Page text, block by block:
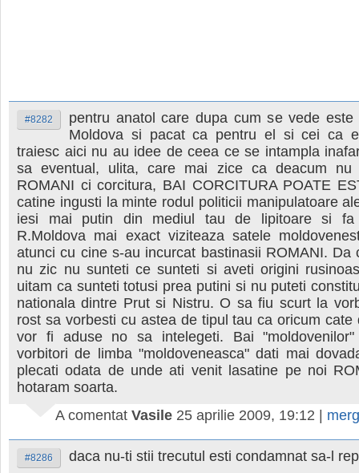
#8282
pentru anatol care dupa cum se vede
Moldova si pacat ca pentru el si cei ca
traiesc aici nu au idee de ceea ce se intampla
sa eventual, ulita, care mai zice ca deacum nu
ROMANI ci corcitura, BAI CORCITURA POATE
catine ingusti la minte rodul politicii manipulatoare
iesi mai putin din mediul tau de lipitoare si
R.Moldova mai exact viziteaza satele
atunci cu cine s-au incurcat bastinasii ROMANI. Da
nu zic nu sunteti ce sunteti si aveti origini
uitam ca sunteti totusi prea putini si nu puteti
nationala dintre Prut si Nistru. O sa fiu scurt la
rost sa vorbesti cu astea de tipul tau ca oricum cate
vor fi aduse no sa intelegeti. Bai
vorbitori de limba "moldoveneasca" dati mai
plecati odata de unde ati venit lasatine pe noi
hotaram soarta.
A comentat Vasile 25 aprilie 2009, 19:12 |
#8286
daca nu-ti stii trecutul esti condamnat sa-l